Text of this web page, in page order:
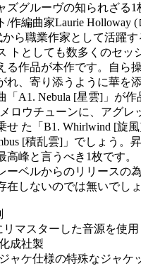
ズグルーヴの知られざる
/作編曲家Laurie Holloway
から職業作家として活躍
トとしても数多くのセ
る作品が本作です。自ら
れ、寄り添うように華を
「A1. Nebula [星雲]」が
ロウチューンに、アグレ
せ た「B1. Whirlwind [旋
[積乱雲]」でしょう。
峰と言うべき1枚です。
ーベルからのリリースの
在しないのでは無いでし
マスターした音源を使用
成社製
ャケ仕様の特殊なジャケ